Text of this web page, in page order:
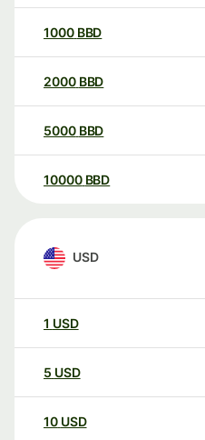
1000 BBD
2000 BBD
5000 BBD
10000 BBD
USD
1 USD
5 USD
10 USD